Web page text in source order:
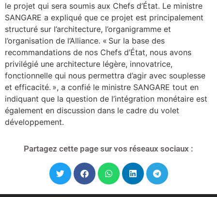
le projet qui sera soumis aux Chefs d’État. Le ministre
SANGARE a expliqué que ce projet est principalement
structuré sur l’architecture, l’organigramme et
l’organisation de l’Alliance. « Sur la base des
recommandations de nos Chefs d’État, nous avons
privilégié une architecture légère, innovatrice,
fonctionnelle qui nous permettra d’agir avec souplesse
et efficacité. », a confié le ministre SANGARE tout en
indiquant que la question de l’intégration monétaire est
également en discussion dans le cadre du volet
développement.
Partagez cette page sur vos réseaux sociaux :